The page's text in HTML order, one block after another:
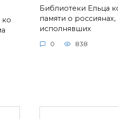
ко
Библиотеки Ельца
памяти о россиянах,
исполнявших
0 838